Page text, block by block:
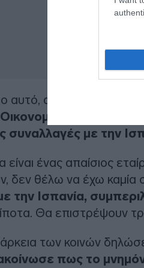
αυτό, ανακοίνωσε
των ΗΠΑ
συναλλαγές με την
είναι ένας απαίσιος
δεν θέλω να έχω καμία
την Ισπανία,
Θα επιστρέψουν
των κοινών
πως το